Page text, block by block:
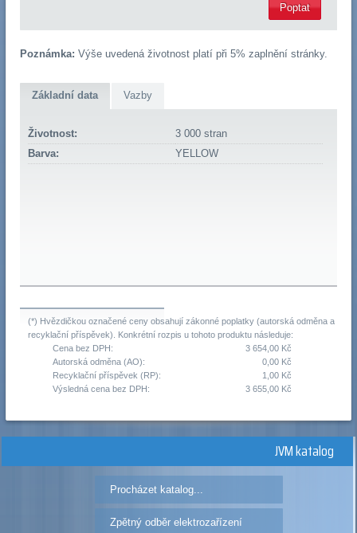
Poptat
Poznámka: Výše uvedená životnost platí při 5% zaplnění stránky.
Základní data Vazby
Životnost:
3 000 stran
Barva:
YELLOW
(*) Hvězdičkou označené ceny obsahují zákonné poplatky (autorská odměna a
recyklační příspěvek). Konkrétní rozpis u tohoto produktu následuje:
Cena bez DPH:
3 654,00 Kč
Autorská odměna (AO):
0,00 Kč
Recyklační příspěvek (RP):
1,00 Kč
Výsledná cena bez DPH:
3 655,00 Kč
JVM katalog
Procházet katalog...
Zpětný odběr elektrozařízení